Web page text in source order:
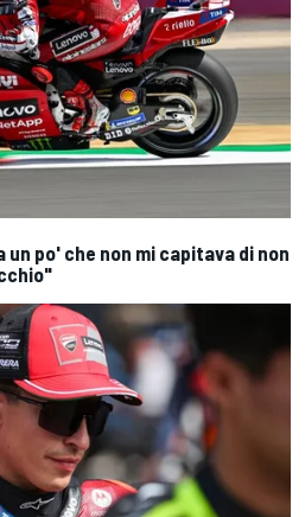
un po' che non mi capitava di non